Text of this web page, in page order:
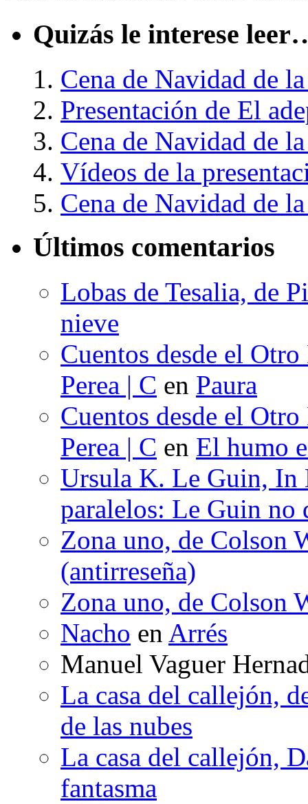
Quizás le interese
Cena de Navidad de
Presentación de El
Cena de Navidad de
Vídeos de la
Cena de Navidad de
Últimos comentarios
Lobas de Tesalia, de
nieve
Cuentos desde el
Perea | C en Paura
Cuentos desde el
Perea | C en El humo
Ursula K. Le Guin, In
paralelos: Le Guin no
Zona uno, de Colson
(antirreseña)
Zona uno, de Colson
Nacho en Arrés
Manuel Vaguer
La casa del callejón,
de las nubes
La casa del callejón,
fantasma